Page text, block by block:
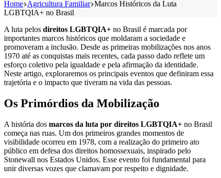
Home Agricultura Familiar Marcos Históricos da Luta
LGBTQIA+ no Brasil
A luta pelos direitos LGBTQIA+ no Brasil é marcada por
importantes marcos históricos que moldaram a sociedade e
promoveram a inclusão. Desde as primeiras mobilizações nos anos
1970 até as conquistas mais recentes, cada passo dado reflete um
esforço coletivo pela igualdade e pela afirmação da identidade.
Neste artigo, exploraremos os principais eventos que definiram essa
trajetória e o impacto que tiveram na vida das pessoas.
Os Primórdios da Mobilização
A história dos marcos da luta por direitos LGBTQIA+ no Brasil
começa nas ruas. Um dos primeiros grandes momentos de
visibilidade ocorreu em 1978, com a realização do primeiro ato
público em defesa dos direitos homossexuais, inspirado pelo
Stonewall nos Estados Unidos. Esse evento foi fundamental para
unir diversas vozes que clamavam por respeito e dignidade.